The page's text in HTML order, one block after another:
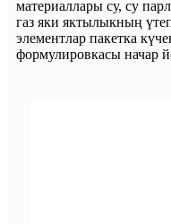
материаллары су, су
газ яки яктылыкның
элементлар пакетка
формулировкасы начар